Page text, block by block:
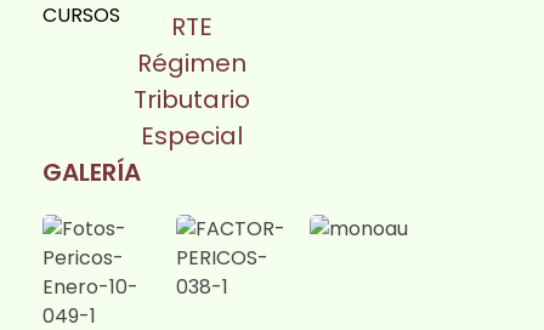
CURSOS
RTE
Régimen
Tributario
Especial
GALERÍA